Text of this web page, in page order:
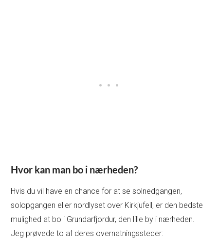
Hvor kan man bo i nærheden?
Hvis du vil have en chance for at se solnedgangen,
solopgangen eller nordlyset over Kirkjufell, er den bedste
mulighed at bo i Grundarfjordur, den lille by i nærheden.
Jeg prøvede to af deres overnatningssteder: